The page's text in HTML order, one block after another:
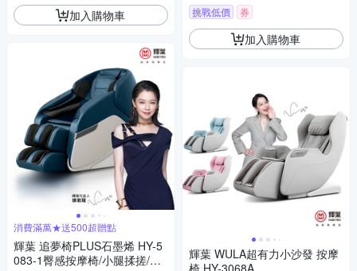
加入購物車
消費滿萬★送500超贈點
輝葉 追夢椅PLUS石墨烯 HY-5
083-1臀感按摩椅/小腿揉搓/零
挑戰低價 券
加入購物車
輝葉 WULA超有力小沙發 按摩